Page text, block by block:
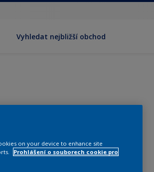
Vyhledat nejbližší obchod
on your device to enhance site
Prohlášení o souborech cookie pro